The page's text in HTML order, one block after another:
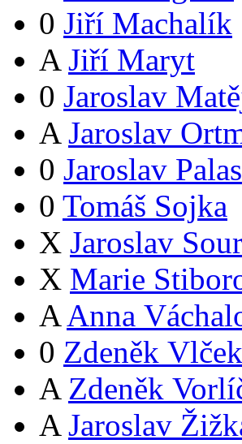
0 Jiří Machalík
A Jiří Maryt
0 Jaroslav
A Jaroslav
0 Jaroslav Palas
0 Tomáš Sojka
X Jaroslav
X Marie
A Anna
0 Zdeněk Vlček
A Zdeněk
A Jaroslav